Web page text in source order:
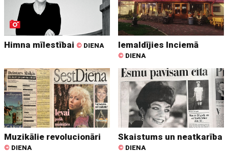
Himna mīlestībai © DIENA Iemaldījies Inciemā
© DIENA
Muzikālie revolucionāri
© DIENA
Skaistums un neatkarība
© DIENA